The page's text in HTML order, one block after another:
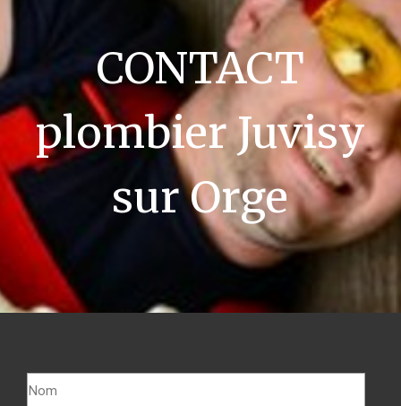
CONTACT
plombier Juvisy
sur Orge